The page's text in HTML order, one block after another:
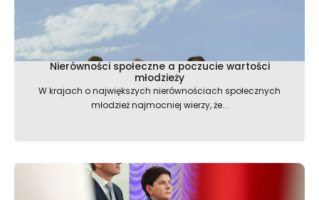
Nierówności społeczne a poczucie wartości
młodzieży
W krajach o największych nierównościach społecznych
młodzież najmocniej wierzy, że...